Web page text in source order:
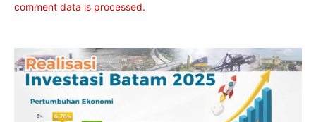
comment data is processed.